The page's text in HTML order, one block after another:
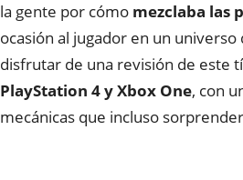
la gente por cómo mezclaba las
ocasión al jugador en un
disfrutar de una revisión de este
PlayStation 4 y Xbox One, con
mecánicas que incluso